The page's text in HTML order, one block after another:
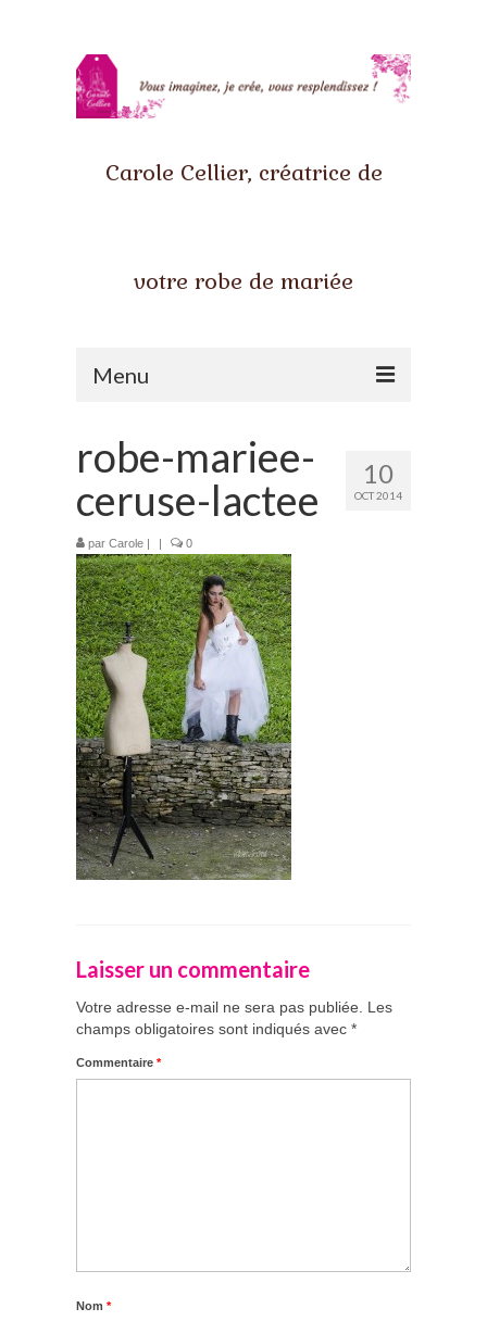
Carole Cellier, créatrice de
votre robe de mariée
Menu
Qui suis-je ?
Prestations
La mariée audacieuse
La mariée astucieuse
L’invitée intrépide
Galerie
Blog
Médias
Contact
10
OCT 2014
robe-mariee-
ceruse-lactee
par Carole | | 0
Laisser un commentaire
Votre adresse e-mail ne sera pas publiée.
Les
champs obligatoires sont indiqués avec *
Commentaire *
Nom *